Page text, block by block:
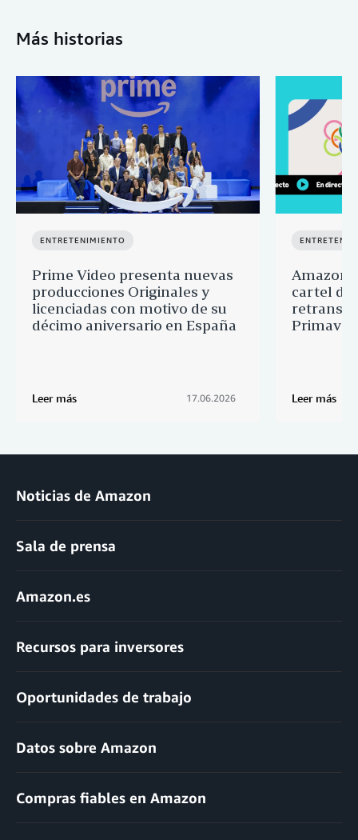
Más historias
ENTRETENIMIENTO
Prime Video presenta nuevas
producciones Originales y
licenciadas con motivo de su
décimo aniversario en España
Leer más 17.06.2026
Amazon
cartel de
Leer más
Noticias de Amazon
Sala de prensa
Amazon.es
Recursos para inversores
Oportunidades de trabajo
Datos sobre Amazon
Compras fiables en Amazon